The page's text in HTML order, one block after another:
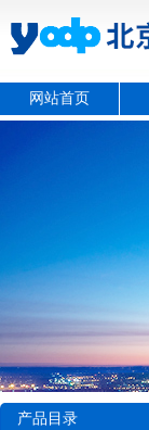
网站首页
产品目录